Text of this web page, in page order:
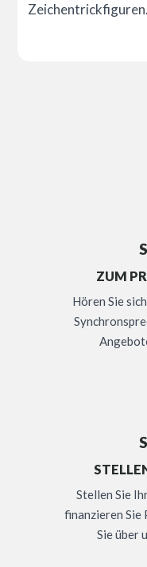
ZUM
Hören Sie
Stellen Sie
finanzieren Sie
Sie über